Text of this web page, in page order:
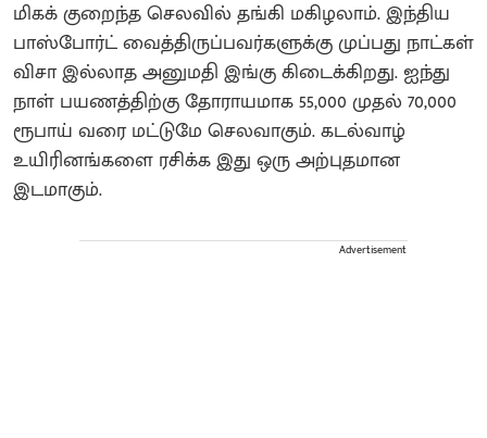
மிகக் குறைந்த செலவில் தங்கி மகிழலாம். இந்திய
பாஸ்போர்ட் வைத்திருப்பவர்களுக்கு முப்பது நாட்கள்
விசா இல்லாத அனுமதி இங்கு கிடைக்கிறது. ஐந்து
நாள் பயணத்திற்கு தோராயமாக 55,000 முதல் 70,000
ரூபாய் வரை மட்டுமே செலவாகும். கடல்வாழ்
உயிரினங்களை ரசிக்க இது ஒரு அற்புதமான
இடமாகும்.
Advertisement